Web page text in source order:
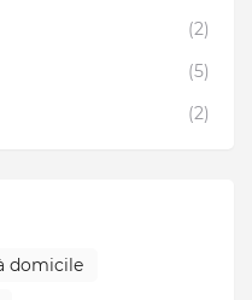
(2)
(5)
(2)
domicile